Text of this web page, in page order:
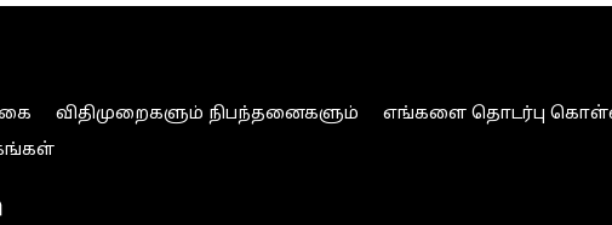
விதிமுறைகளும் நிபந்தனைகளும் எங்களை தொடர்பு